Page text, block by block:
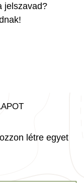
jelszavad?
létre egyet